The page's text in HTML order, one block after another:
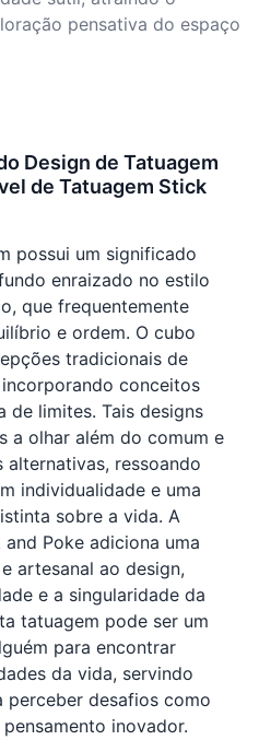
pensativa do espaço
Design de Tatuagem
de Tatuagem Stick
possui um significado
enraizado no estilo
que frequentemente
e ordem. O cubo
tradicionais de
conceitos
de limites. Tais designs
a olhar além do comum e
ressoando
individualidade e uma
sobre a vida. A
Poke adiciona uma
artesanal ao design,
e a singularidade da
tatuagem pode ser um
para encontrar
da vida, servindo
perceber desafios como
inovador.